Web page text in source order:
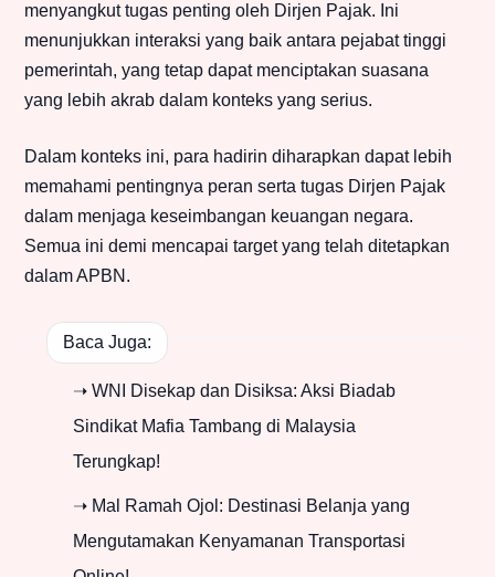
menyangkut tugas penting oleh Dirjen Pajak. Ini
menunjukkan interaksi yang baik antara pejabat tinggi
pemerintah, yang tetap dapat menciptakan suasana
yang lebih akrab dalam konteks yang serius.
Dalam konteks ini, para hadirin diharapkan dapat lebih
memahami pentingnya peran serta tugas Dirjen Pajak
dalam menjaga keseimbangan keuangan negara.
Semua ini demi mencapai target yang telah ditetapkan
dalam APBN.
Baca Juga:
➝ WNI Disekap dan Disiksa: Aksi Biadab
Sindikat Mafia Tambang di Malaysia
Terungkap!
➝ Mal Ramah Ojol: Destinasi Belanja yang
Mengutamakan Kenyamanan Transportasi